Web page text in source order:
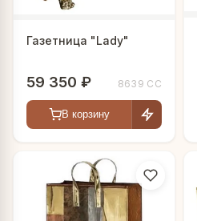
Газетница "Lady"
59 350 ₽ 8639 СС
В корзину